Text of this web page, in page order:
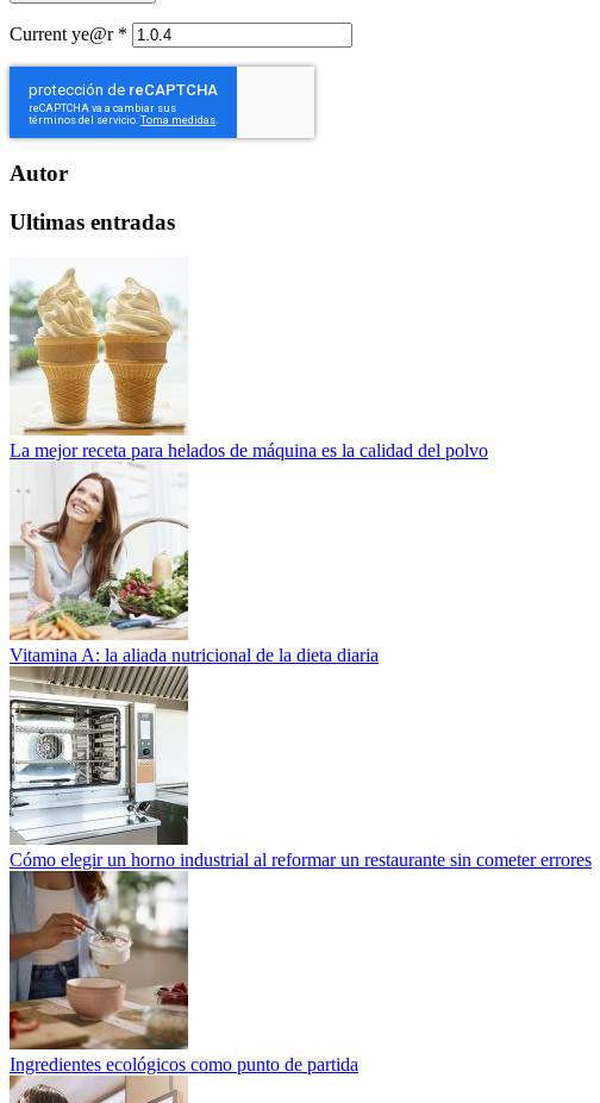
Current ye@r *
Autor
Ultimas entradas
La mejor receta para helados de máquina es la calidad del polvo
Vitamina A: la aliada nutricional de la dieta diaria
Cómo elegir un horno industrial al reformar un restaurante sin cometer errores
Ingredientes ecológicos como punto de partida